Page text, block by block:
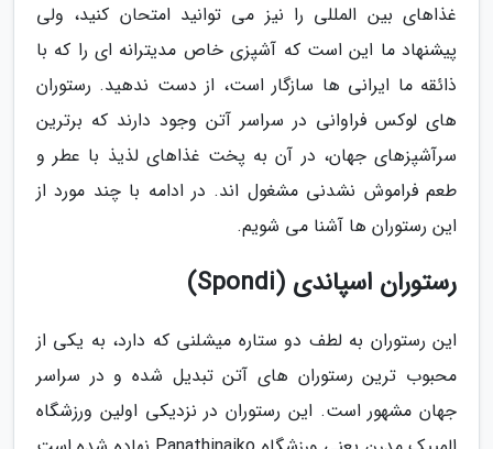
غذاهای بین المللی را نیز می توانید امتحان کنید، ولی
پیشنهاد ما این است که آشپزی خاص مدیترانه ای را که با
ذائقه ما ایرانی ها سازگار است، از دست ندهید. رستوران
های لوکس فراوانی در سراسر آتن وجود دارند که برترین
سرآشپزهای جهان، در آن به پخت غذاهای لذیذ با عطر و
طعم فراموش نشدنی مشغول اند. در ادامه با چند مورد از
این رستوران ها آشنا می شویم.
رستوران اسپاندی (Spondi)
این رستوران به لطف دو ستاره میشلنی که دارد، به یکی از
محبوب ترین رستوران های آتن تبدیل شده و در سراسر
جهان مشهور است. این رستوران در نزدیکی اولین ورزشگاه